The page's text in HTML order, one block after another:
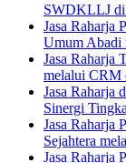
SWDKLLJ di
Jasa Raharja
Umum Abadi
Jasa Raharja
melalui CRM
Jasa Raharja
Sinergi
Jasa Raharja
Sejahtera
Jasa Raharja